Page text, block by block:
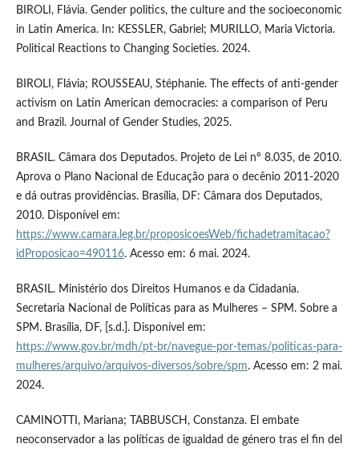
BIROLI, Flávia. Gender politics, the culture and the socioeconomic
in Latin America. In: KESSLER, Gabriel; MURILLO, Maria Victoria.
Political Reactions to Changing Societies. 2024.
BIROLI, Flávia; ROUSSEAU, Stéphanie. The effects of anti-gender
activism on Latin American democracies: a comparison of Peru
and Brazil. Journal of Gender Studies, 2025.
BRASIL. Câmara dos Deputados. Projeto de Lei nº 8.035, de 2010.
Aprova o Plano Nacional de Educação para o decênio 2011-2020
e dá outras providências. Brasília, DF: Câmara dos Deputados,
2010. Disponível em:
https://www.camara.leg.br/proposicoesWeb/fichadetramitacao?
idProposicao=490116. Acesso em: 6 mai. 2024.
BRASIL. Ministério dos Direitos Humanos e da Cidadania.
Secretaria Nacional de Políticas para as Mulheres – SPM. Sobre a
SPM. Brasília, DF, [s.d.]. Disponível em:
https://www.gov.br/mdh/pt-br/navegue-por-temas/politicas-para-
mulheres/arquivo/arquivos-diversos/sobre/spm. Acesso em: 2 mai.
2024.
CAMINOTTI, Mariana; TABBUSCH, Constanza. El embate
neoconservador a las políticas de igualdad de género tras el fin del